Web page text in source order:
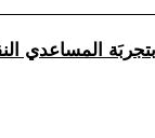
المساعدي